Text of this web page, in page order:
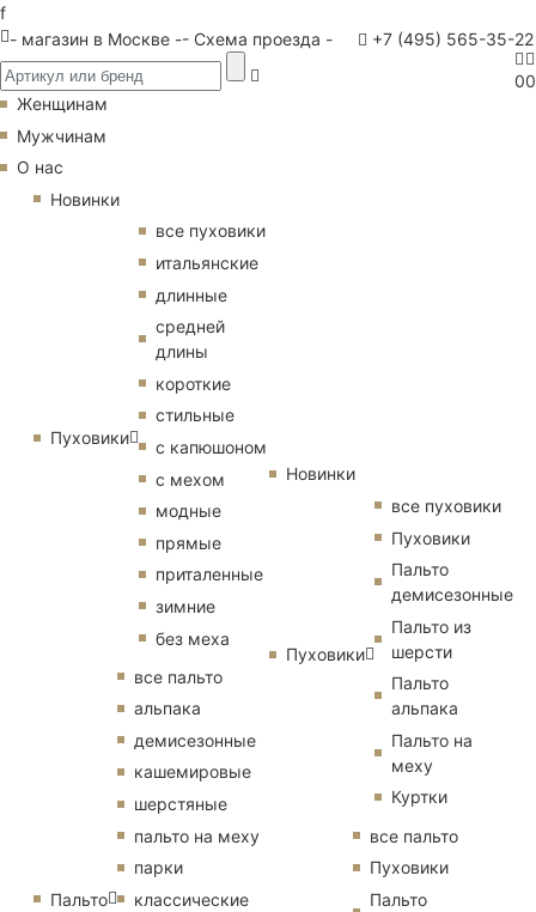
f
- магазин в Москве -- Схема проезда - +7 (495) 565-35-22
00
Женщинам
Мужчинам
О нас
Новинки
Пуховики
все пуховики
итальянские
длинные
средней
длины
короткие
стильные
с капюшоном
с мехом
модные
прямые
приталенные
зимние
без меха
Пальто
все пальто
альпака
демисезонные
кашемировые
шерстяные
пальто на меху
парки
классические
Новинки
Пуховики
все пуховики
Пуховики
Пальто
демисезонные
Пальто из
шерсти
Пальто
альпака
Пальто на
меху
Куртки
все пальто
Пуховики
Пальто